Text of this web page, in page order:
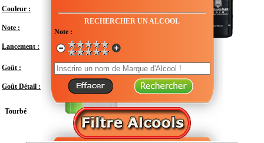
RECHERCHER UN ALCOOL
Note :
Couleur :
Note :
Lancement : Janvier 2015
Goût : Fort
Goût Détail :
Tourbé